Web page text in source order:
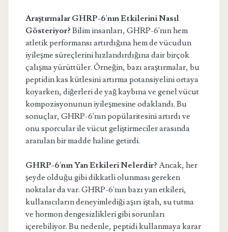
Araştırmalar GHRP-6'nın Etkilerini Nasıl
Gösteriyor? Bilim insanları, GHRP-6'nın hem
atletik performansı artırdığına hem de vücudun
iyileşme süreçlerini hızlandırdığına dair birçok
çalışma yürüttüler. Örneğin, bazı araştırmalar, bu
peptidin kas kütlesini artırma potansiyelini ortaya
koyarken, diğerleri de yağ kaybına ve genel vücut
kompozisyonunun iyileşmesine odaklandı. Bu
sonuçlar, GHRP-6'nın popülaritesini artırdı ve
onu sporcular ile vücut geliştirmeciler arasında
aranılan bir madde haline getirdi.
GHRP-6'nın Yan Etkileri Nelerdir? Ancak, her
şeyde olduğu gibi dikkatli olunması gereken
noktalar da var. GHRP-6'nın bazı yan etkileri,
kullanıcıların deneyimlediği aşırı iştah, su tutma
ve hormon dengesizlikleri gibi sorunları
içerebiliyor. Bu nedenle, peptidi kullanmaya karar